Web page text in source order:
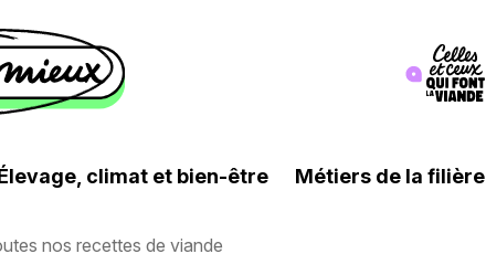
Image
climat et bien-être Métiers de la filière
nos recettes de viande